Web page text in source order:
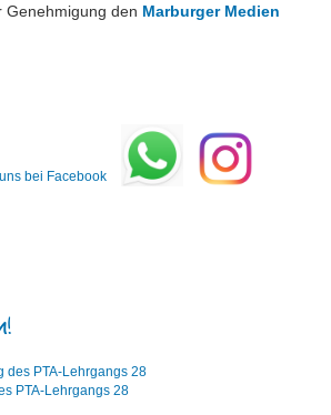
Genehmigung den Marburger Medien
PTA-Lehrgangs 28